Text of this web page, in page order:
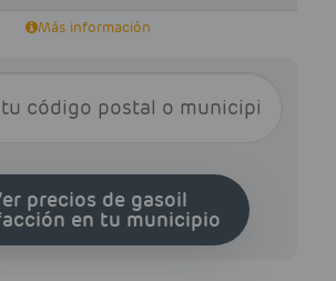
Más información
precios de gasoil
en tu municipio